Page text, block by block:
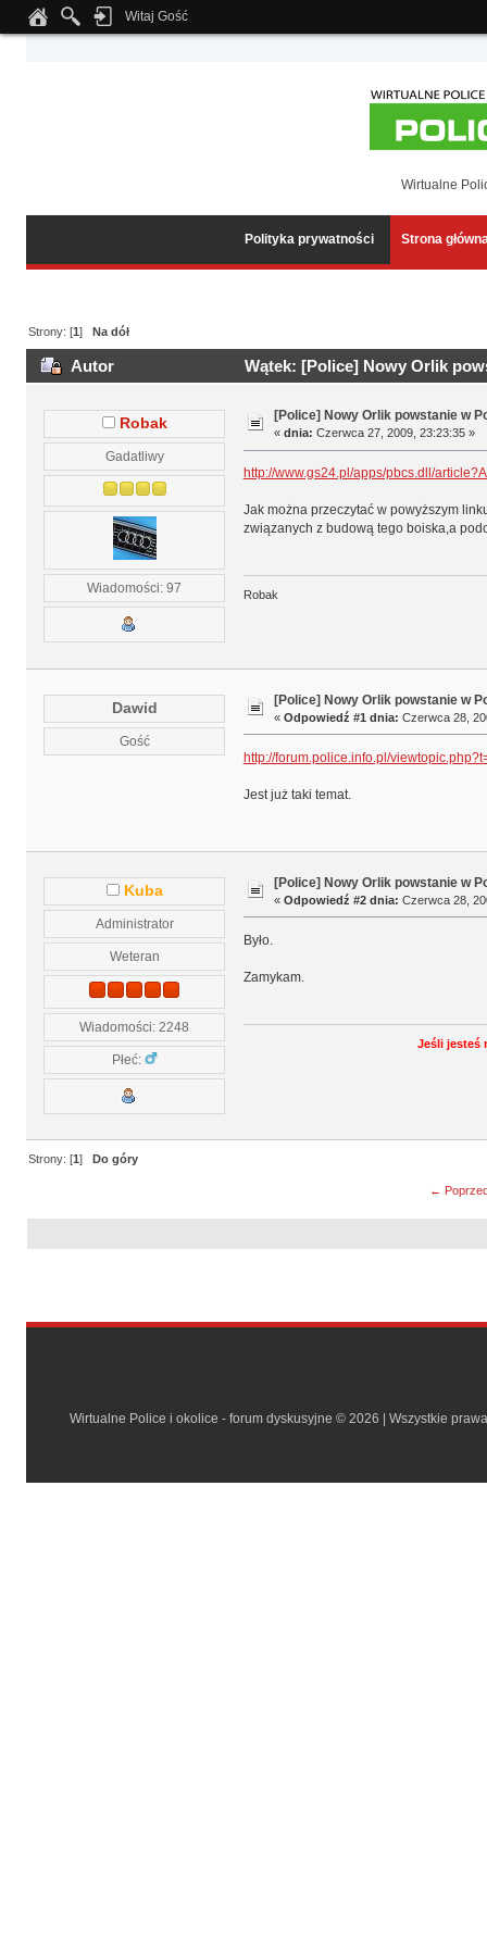
Notice: Undefined index: tapatalk_body_hook in
Witaj Gość
Wirtualne
Polityka prywatności Strona
Strony: [1]Na dół
Autor Wątek: [Police] Nowy Orlik
Robak
Gadatliwy
Wiadomości: 97
[Police] Nowy Orlik powstanie w
« dnia: Czerwca 27, 2009, 23:23:35 »
http://www.gs24.pl/apps/pbcs.dll/
Jak można przeczytać w powyższym
związanych z budową tego boiska,a
Robak
Dawid
Gość
[Police] Nowy Orlik powstanie w
« Odpowiedź #1 dnia: Czerwca 28,
http://forum.police.info.pl/
Jest już taki temat.
Kuba
Administrator
Weteran
Wiadomości: 2248
Płeć:
[Police] Nowy Orlik powstanie w
« Odpowiedź #2 dnia: Czerwca 28,
Było.
Zamykam.
Jeśli jesteś
Strony: [1] Do góry
←
Wirtualne Police i okolice - forum dyskusyjne © 2026 | Wszystkie